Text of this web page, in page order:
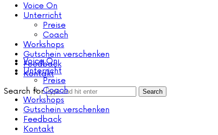
Voice On
Unterricht
Preise
Coach
Workshops
Gutschein verschenken
Feedback
Kontakt
Search for
Voice On
Unterricht
Preise
Coach
Workshops
Gutschein verschenken
Feedback
Kontakt